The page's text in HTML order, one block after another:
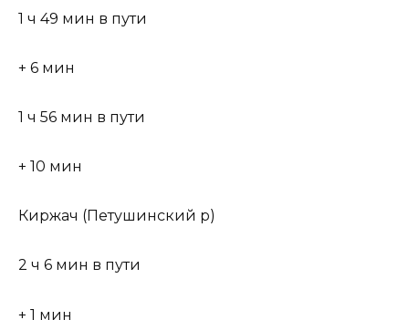
1 ч 49 мин в пути
+ 6 мин
1 ч 56 мин в пути
+ 10 мин
Киржач (Петушинский р)
2 ч 6 мин в пути
+ 1 мин